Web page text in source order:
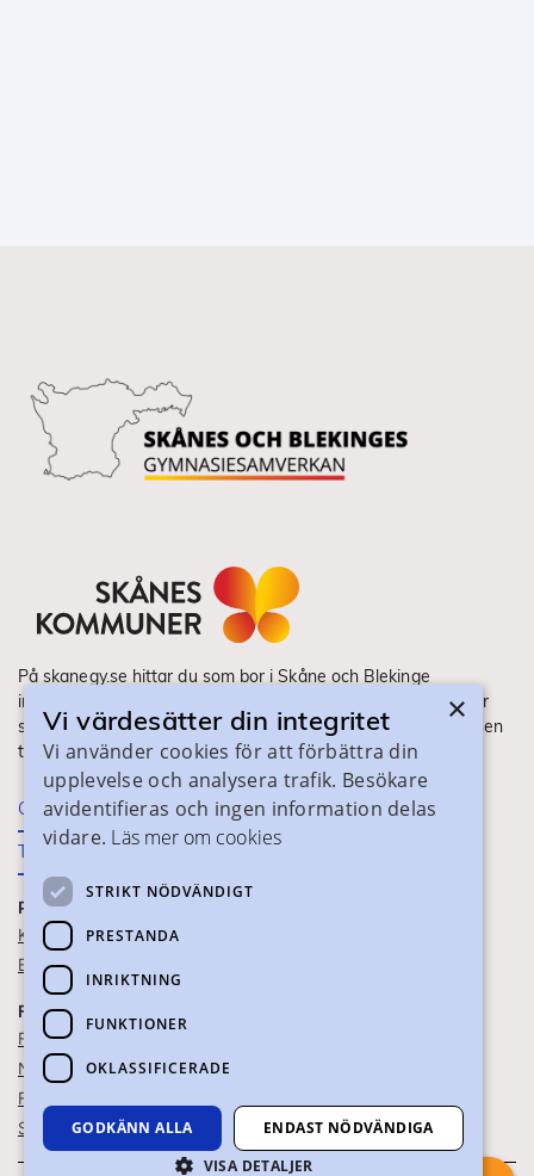
På skanegy.se hittar du som bor i Skåne och Blekinge
information om ditt gymnasieval. Här ser du vilka utbildningar
som finns och hur ansökan och antagning går till. Webbplatsen
tillhandahålls av Skånes Kommuner.
Om webbplatsen
Tillgänglighet
PRAKTISK INFORMATION
Kontaktuppgifter
Blanketter
FÖR SKOLPERSONAL
För SYV
Nationella studievägskoder
För gymnasieskolor
Skolportalen
×
Vi värdesätter din integritet
Vi använder cookies för att förbättra din
upplevelse och analysera trafik. Besökare
avidentifieras och ingen information delas
vidare. Läs mer om cookies
STRIKT NÖDVÄNDIGT
PRESTANDA
INRIKTNING
FUNKTIONER
OKLASSIFICERADE
GODKÄNN ALLA
ENDAST NÖDVÄNDIGA
VISA DETALJER